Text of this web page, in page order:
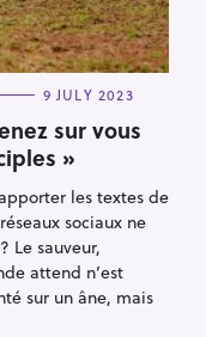
9 JULY 2023
sur vous
»
les textes de
sociaux ne
Le sauveur,
attend n’est
sur un âne, mais